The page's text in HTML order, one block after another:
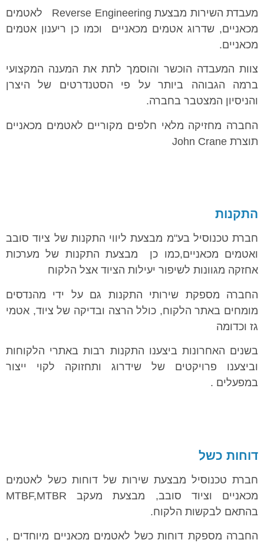
מעבדת השירות מבצעת Reverse Engineering לאטמים
מכאניים, שדרוג אטמים מכאניים וכמו כן ריענון אטמים
מכאניים.
צוות המעבדה הוכשר והוסמך לתת את המענה המקצועי
ברמה הגבוהה ביותר על פי הסטנדרטים של היצרן
והניסיון המצטבר בחברה.
החברה מחזיקה מלאי חלפים מקוריים לאטמים מכאניים
תוצרת John Crane
התקנות
חברת טכנוסיל בע"מ מבצעת ליווי התקנות של ציוד סובב
ואטמים מכאניים,כמו כן מבצעת התקנות של מערכות
אחזקה מגוונות לשיפור יעילות הציוד אצל הלקוח
החברה מספקת שירותי התקנות גם על ידי מהנדסים
מומחים באתר הלקוח, כולל הרצה ובדיקה של ציוד, אטמי
גז וכדומה
בשנים האחרונות ביצענו התקנות רבות באתרי הלקוחות
וביצענו פרויקטים של שידרוג ותחזוקה לקוי ייצור
במפעלים .
דוחות כשל
חברת טכנוסיל מבצעת שירות של דוחות כשל לאטמים
מכאניים וציוד סובב, מבצעת מעקב MTBF,MTBR
בהתאם לבקשות הלקוח.
החברה מספקת דוחות כשל לאטמים מכאניים מיוחדים ,